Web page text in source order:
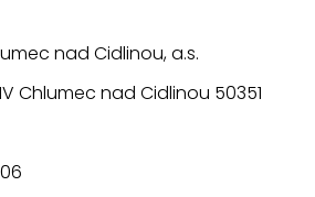
nad Cidlinou, a.s.
Chlumec nad Cidlinou 50351